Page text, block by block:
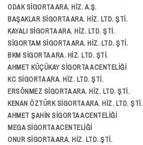
ODAK SİGORTA ARA. HİZ. A.Ş.
BAŞAKLAR SİGORTA ARA. HİZ. LTD. ŞTİ.
KAYALI SİGORTA ARA. HİZ. LTD. ŞTİ.
SİGORTAM SİGORTA ARA. HİZ. LTD. ŞTİ.
BKM SİGORTA ARA. HİZ. LTD. ŞTİ.
AHMET KÜÇÜKAY SİGORTA ACENTELİĞİ
KC SİGORTA ARA. HİZ. LTD. ŞTİ.
ERSÖNMEZ SİGORTA ARA. HİZ. LTD. ŞTİ.
KENAN ÖZTÜRK SİGORTA ARA. HİZ. LTD. ŞTİ.
AHMET ŞAHİN SİGORTA ACENTELİĞİ
MEGA SİGORTA ACENTELİĞİ
ONUR SİGORTA ARA. HİZ. LTD. ŞTİ.